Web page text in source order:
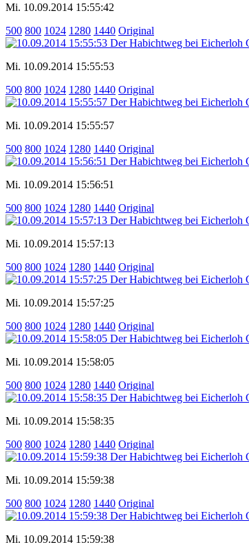
Mi. 10.09.2014 15:55:42
500 800 1024 1280 1440 Original
Mi. 10.09.2014 15:55:53
500 800 1024 1280 1440 Original
Mi. 10.09.2014 15:55:57
500 800 1024 1280 1440 Original
Mi. 10.09.2014 15:56:51
500 800 1024 1280 1440 Original
Mi. 10.09.2014 15:57:13
500 800 1024 1280 1440 Original
Mi. 10.09.2014 15:57:25
500 800 1024 1280 1440 Original
Mi. 10.09.2014 15:58:05
500 800 1024 1280 1440 Original
Mi. 10.09.2014 15:58:35
500 800 1024 1280 1440 Original
Mi. 10.09.2014 15:59:38
500 800 1024 1280 1440 Original
Mi. 10.09.2014 15:59:38